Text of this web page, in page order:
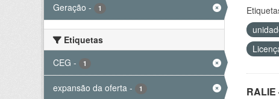
Geração - 1
Etiquetas
CEG - 1
expansão da oferta - 1